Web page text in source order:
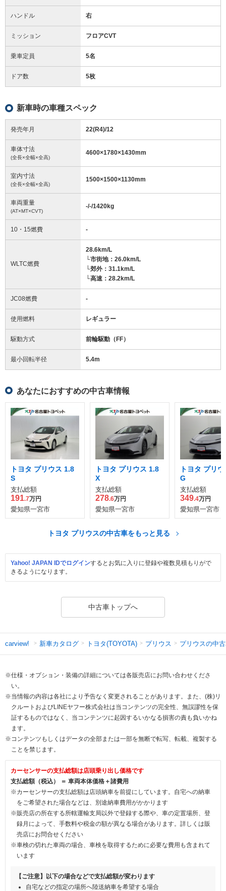
ハンドル 右
ミッション フロアCVT
乗車定員 5名
ドア数 5枚
新車時の車種スペック
発売年月 22(R4)/12
車体寸法
(全長×全幅×全高)
4600×1780×1430mm
室内寸法
(全長×全幅×全高)
1500×1500×1130mm
車両重量
(AT×MT×CVT)
-/-/1420kg
10・15燃費 -
WLTC燃費
28.6km/L
└市街地：26.0km/L
└郊外：31.1km/L
└高速：28.2km/L
JC08燃費 -
使用燃料 レギュラー
駆動方式 前輪駆動（FF）
最小回転半径 5.4m
あなたにおすすめの中古車情報
トヨタ プリウス 1.8
S
支払総額
191.7万円
愛知県一宮市
トヨタ プリウス 1.8
X
支払総額
278.6万円
愛知県一宮市
トヨタ プリ
G
支払総額
349.4万円
愛知県一宮市
トヨタ プリウスの中古車をもっと見る
Yahoo! JAPAN IDでログインするとお気に入りに登録や複数見積もりがで
きるようになります。
中古車トップへ
carview! 新車カタログ トヨタ(TOYOTA) プリウス プリウスの中
※仕様・オプション・装備の詳細については各販売店にお問い合わせくださ
い。
※当情報の内容は各社により予告なく変更されることがあります。また、(株)リ
クルートおよびLINEヤフー株式会社は当コンテンツの完全性、無誤謬性を保
証するものではなく、当コンテンツに起因するいかなる損害の責も負いかね
ます。
※コンテンツもしくはデータの全部または一部を無断で転写、転載、複製する
ことを禁じます。
カーセンサーの支払総額は店頭乗り出し価格です
支払総額（税込） ＝ 車両本体価格＋諸費用
※カーセンサーの支払総額は店頭納車を前提にしています。自宅への納車
をご希望された場合などは、別途納車費用がかかります
※販売店の所在する所轄運輸支局以外で登録する際や、車の定置場所、登
録月によって、手数料や税金の額が異なる場合があります。詳しくは販
売店にお問合せください
※車検の切れた車両の場合、車検を取得するために必要な費用も含まれて
います
【ご注意】以下の場合などで支払総額が変わります
自宅などの指定の場所へ陸送納車を希望する場合